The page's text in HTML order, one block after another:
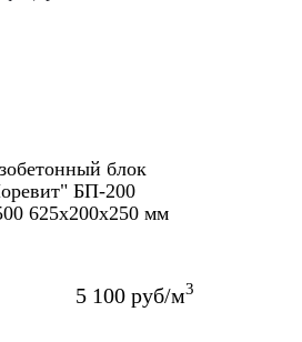
блок
БП-200
625х200х250 мм
5 100 руб/м3